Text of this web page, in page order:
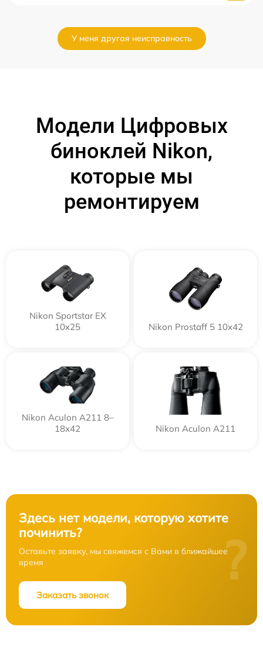
У меня другая неисправность
Модели Цифровых
биноклей Nikon,
которые мы
ремонтируем
Nikon Sportstar EX
10x25
Nikon Prostaff 5 10x42
Nikon Aculon A211 8–
18x42
Nikon Aculon A211
Здесь нет модели, которую хотите
починить?
Оставьте заявку, мы свяжемся с Вами в ближайшее
время
Заказать звонок
?